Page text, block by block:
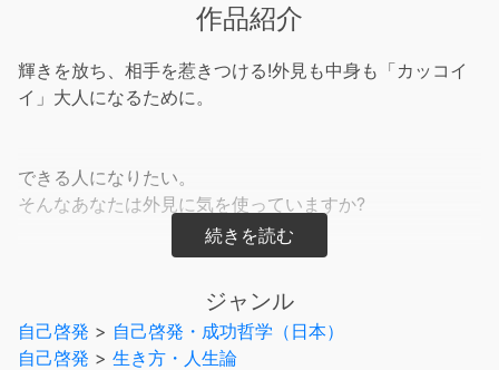
作品紹介
輝きを放ち、相手を惹きつける!外見も中身も「カッコイ
イ」大人になるために。
できる人になりたい。
そんなあなたは外見に気を使っていますか?
「人は中身」とよく言われますが、最近では、外見も重視
グローバルな社会の成立に伴い、より外見の重要性は重み
を増していきます。
ジャンル
自己啓発 > 自己啓発・成功哲学（日本）
自己啓発 > 生き方・人生論